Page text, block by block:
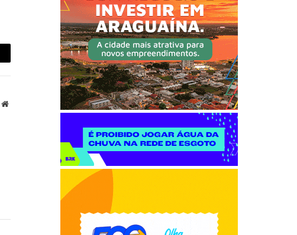
Site